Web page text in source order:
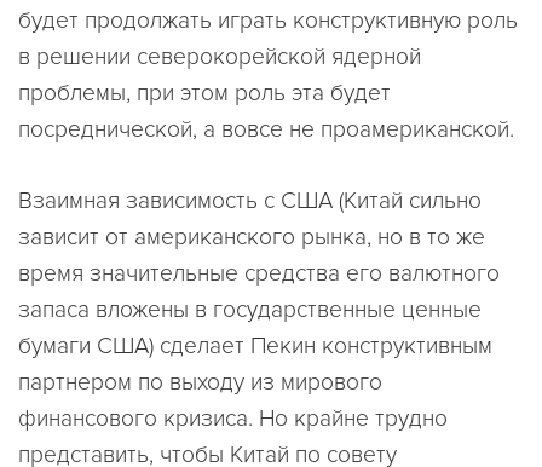
будет продолжать играть конструктивную роль
в решении северокорейской ядерной
проблемы, при этом роль эта будет
посреднической, а вовсе не проамериканской.
Взаимная зависимость с США (Китай сильно
зависит от американского рынка, но в то же
время значительные средства его валютного
запаса вложены в государственные ценные
бумаги США) сделает Пекин конструктивным
партнером по выходу из мирового
финансового кризиса. Но крайне трудно
представить, чтобы Китай по совету